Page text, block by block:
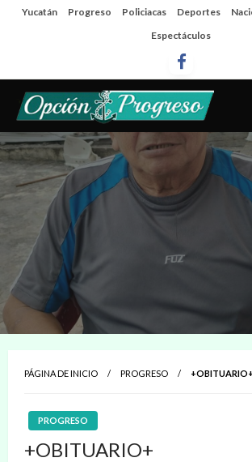
SaltaYucatán Progreso Policiacas Deportes
Espectáculos
Opción Progreso
Las noticias del día a día del puerto
PÁGINA DE INICIO PROGRESO +OBITUARIO+
PROGRESO
+OBITUARIO+